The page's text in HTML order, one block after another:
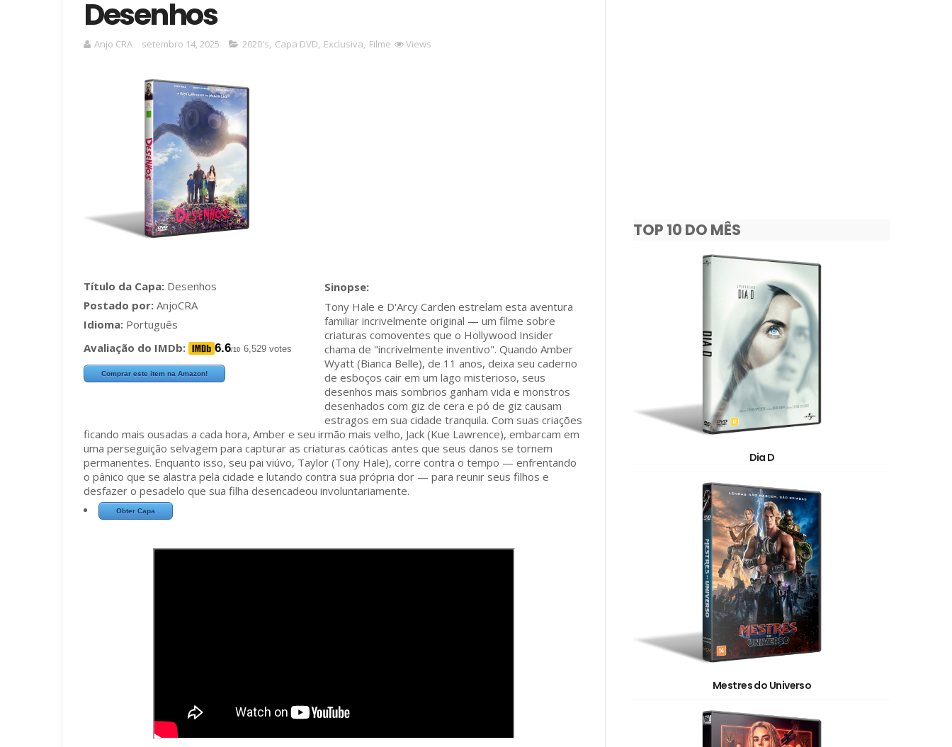
Desenhos
Anjo CRA setembro 14, 2025 2020's, Capa DVD, Exclusiva, Filme Views
Título da Capa: Desenhos
Postado por: AnjoCRA
Idioma: Português
Avaliação do IMDb:
6.6/10 6,529 votes
Comprar este item na Amazon!
Tony Hale e D'Arcy Carden estrelam esta aventura
familiar incrivelmente original — um filme sobre
criaturas comoventes que o Hollywood Insider
chama de "incrivelmente inventivo". Quando Amber
Wyatt (Bianca Belle), de 11 anos, deixa seu caderno
de esboços cair em um lago misterioso, seus
desenhos mais sombrios ganham vida e monstros
desenhados com giz de cera e pó de giz causam
estragos em sua cidade tranquila. Com suas criações
ficando mais ousadas a cada hora, Amber e seu irmão mais velho, Jack (Kue Lawrence), embarcam em
uma perseguição selvagem para capturar as criaturas caóticas antes que seus danos se tornem
permanentes. Enquanto isso, seu pai viúvo, Taylor (Tony Hale), corre contra o tempo — enfrentando
o pânico que se alastra pela cidade e lutando contra sua própria dor — para reunir seus filhos e
desfazer o pesadelo que sua filha desencadeou involuntariamente.
Obter Capa
TOP 10 DO MÊS
Dia D
Mestres do Universo